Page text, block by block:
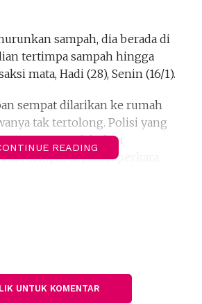
sampah, dia berada di
tertimpa sampah hingga
mata, Hadi (28), Senin (16/1).
sempat dilarikan ke rumah
tak tertolong. Polisi yang
segera melakukan
tempat kejadian perkara.
Bantargebang, Ipda Wasidi
itu. Menurut dia, rekan
menit korban ditemukan.
READING
UNTUK KOMENTAR